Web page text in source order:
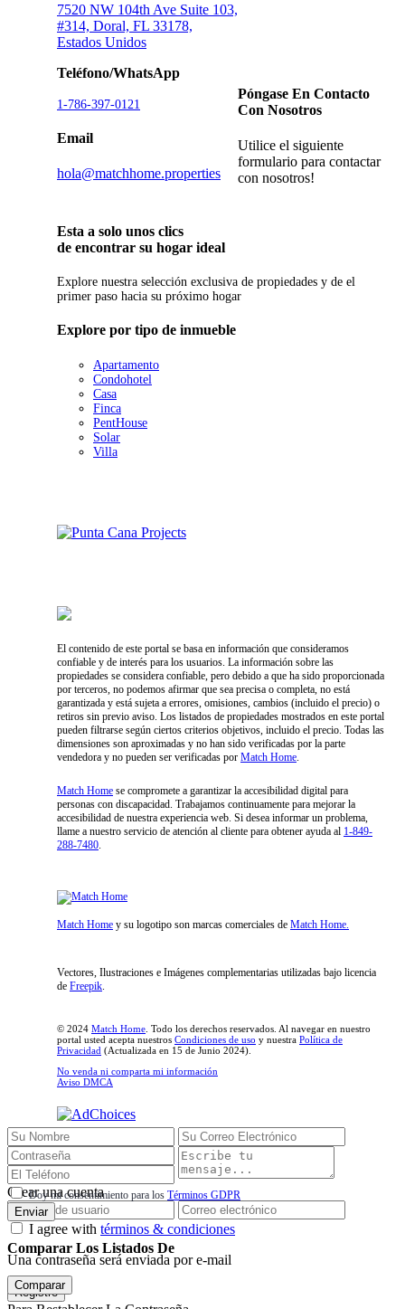
7520 NW 104th Ave Suite 103,
#314, Doral, FL 33178,
Estados Unidos
Teléfono/WhatsApp
1-786-397-0121
Email
hola@matchhome.properties
Esta a solo unos clics
de encontrar su hogar ideal
Explore nuestra selección exclusiva de propiedades y de el
primer paso hacia su próximo hogar
Explore por tipo de inmueble
Apartamento
Condohotel
Casa
Finca
PentHouse
Solar
Villa
El contenido de este portal se basa en información que consideramos
confiable y de interés para los usuarios. La información sobre las
propiedades se considera confiable, pero debido a que ha sido proporcionada
por terceros, no podemos afirmar que sea precisa o completa, no está
garantizada y está sujeta a errores, omisiones, cambios (incluido el precio) o
retiros sin previo aviso. Los listados de propiedades mostrados en este portal
pueden filtrarse según ciertos criterios objetivos, incluido el precio. Todas las
dimensiones son aproximadas y no han sido verificadas por la parte
vendedora y no pueden ser verificadas por Match Home
Match Home se compromete a garantizar la accesibilidad digital para
personas con discapacidad. Trabajamos continuamente para mejorar la
accesibilidad de nuestra experiencia web. Si desea informar un problema,
llame a nuestro servicio de atención al cliente para obtener ayuda al 1-849-
288-7480
Match Home y su logotipo son marcas comerciales de Match Home.
Vectores, Ilustraciones e Imágenes complementarias utilizadas bajo licencia
de Freepik
© 2024 Match Home . Todo los derechos reservados. Al navegar en nuestro
portal usted acepta nuestros Condiciones de uso y nuestra Política de
Privacidad (Actualizada en 15 de Junio 2024).
No venda ni comparta mi información
Aviso DMCA
Inicio de sesión
Crear una cuenta
I agree with términos & condiciones
Una contraseña será enviada por e-mail
Registro
Póngase En Contacto
Con Nosotros
Utilice el siguiente
formulario para contactar
con nosotros!
Doy mi consentimiento para los Términos GDPR
Enviar
Comparar Los Listados De
Comparar